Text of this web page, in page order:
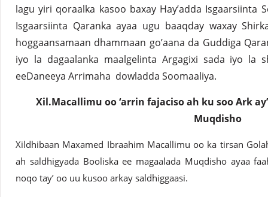
lagu yiri qoraalka kasoo baxay Hay’adda Isgaarsiinta
Isgaarsiinta Qaranka ayaa ugu baaqday waxay
hoggaansamaan dhammaan go’aana da Guddiga
iyo la dagaalanka maalgelinta Argagixi sada iyo la
eeDaneeya Arrimaha dowladda Soomaaliya.
Xil.Macallimu oo ‘arrin fajaciso ah ku soo Ark
Muqdisho
Xildhibaan Maxamed Ibraahim Macallimu oo ka tirsan
ah saldhigyada Booliska ee magaalada Muqdisho ayaa
noqo tay’ oo uu kusoo arkay saldhiggaasi.